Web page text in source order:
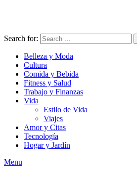
Search for:
Belleza y Moda
Cultura
Comida y Bebida
Fitness y Salud
Trabajo y Finanzas
Vida
Estilo de Vida
Viajes
Amor y Citas
Tecnología
Hogar y Jardín
Menu